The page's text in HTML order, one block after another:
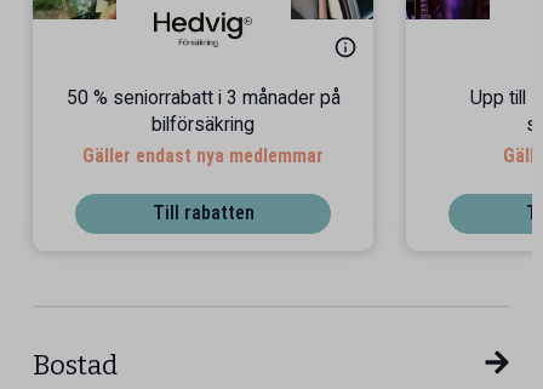
50 % seniorrabatt i 3 månader på
bilförsäkring
Gäller endast nya medlemmar
Till rabatten
Upp till
Bostad